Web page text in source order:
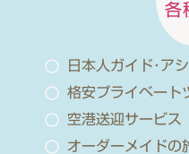
各
日本人ガイド･ア
格安プライベート
空港送迎サービス
オーダーメイドの